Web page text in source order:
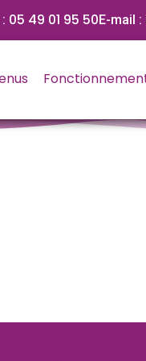
05 49 01 95 50E-mail :